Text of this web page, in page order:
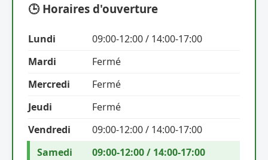
🕒 Horaires d'ouverture
Lundi
09:00-12:00 / 14:00-17:00
Mardi
Fermé
Mercredi
Fermé
Jeudi
Fermé
Vendredi
09:00-12:00 / 14:00-17:00
Samedi
09:00-12:00 / 14:00-17:00